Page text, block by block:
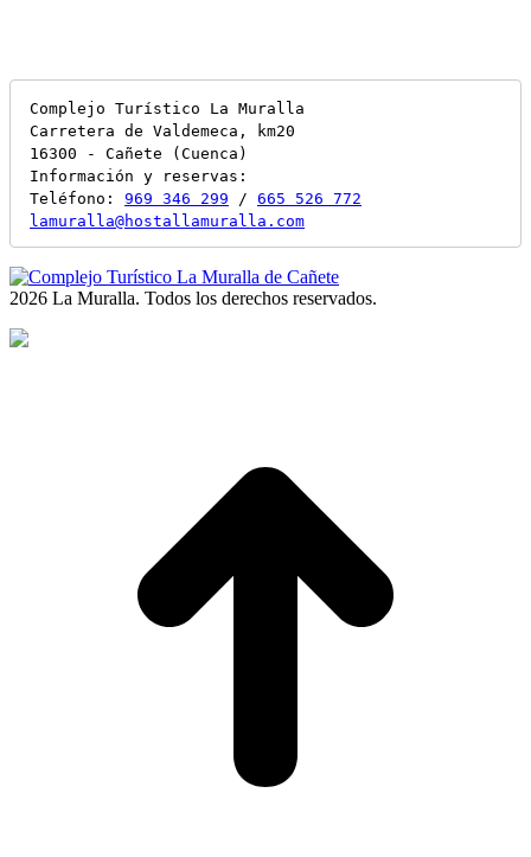
Complejo Turístico La Muralla
Carretera de Valdemeca, km20
16300 - Cañete (Cuenca)
Información y reservas:
Teléfono: 969 346 299 / 665 526 772
lamuralla@hostallamuralla.com
2026 La Muralla. Todos los derechos reservados.